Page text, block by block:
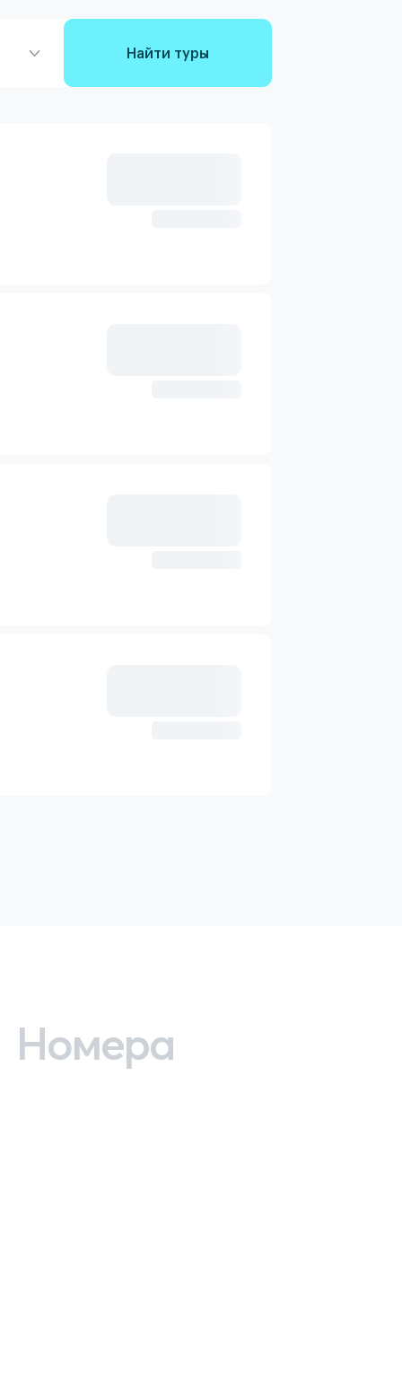
Найти туры
Номера